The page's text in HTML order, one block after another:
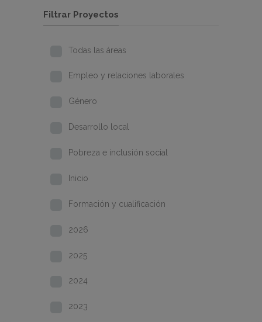
Filtrar Proyectos
Todas las áreas
Empleo y relaciones laborales
Género
Desarrollo local
Pobreza e inclusión social
Inicio
Formación y cualificación
2026
2025
2024
2023